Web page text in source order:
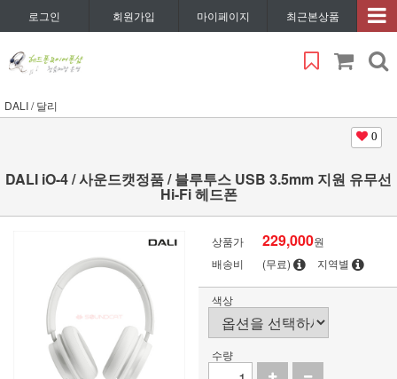
로그인 회원가입 마이페이지 최근본상품
DALI / 달리
0
DALI iO-4 / 사운드캣정품 / 블루투스 USB 3.5mm 지원 유무선
Hi-Fi 헤드폰
상품가 229,000원
배송비
(무료) 지역별
색상
수량